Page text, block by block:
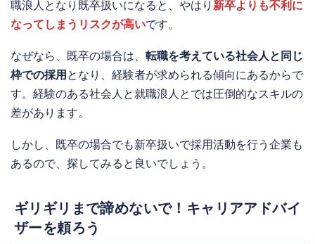
職浪人となり既卒扱いになると、やはり 新卒よりも不利に
なってしまうリスクが高いです。
なぜなら、既卒の場合は、 転職を考えている社会人と同じ
枠での採用 となり、経験者が求められる傾向にあるからで
す。経験のある社会人と就職浪人とでは圧倒的なスキルの
差があります。
しかし、既卒の場合でも新卒扱いで採用活動を行う企業も
あるので、探してみると良いでしょう。
ギリギリまで諦めないで！キャリアアドバイ
ザーを頼ろう